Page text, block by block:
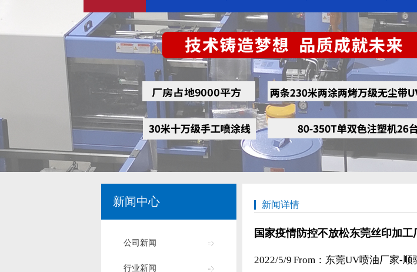
新闻中心
公司新闻
行业新闻
新闻详情
国家疫情防控不放松东莞丝印加
2022/5/9 From：东莞UV喷油厂家-顺